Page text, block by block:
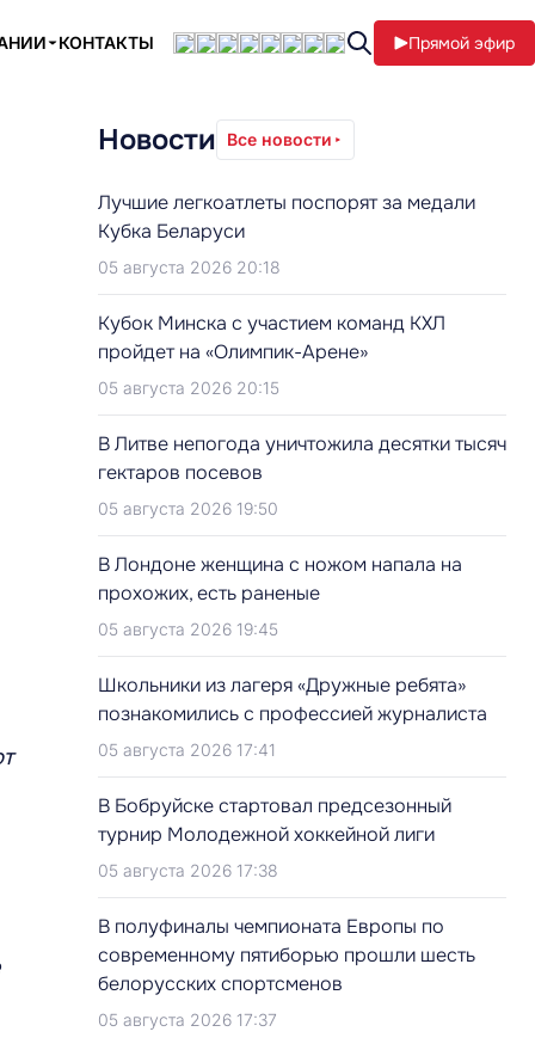
КОНТАКТЫ Прямой эфир
Новости Все новости
Лучшие легкоатлеты поспорят за медали
Кубка Беларуси
05 августа 2026 20:18
Кубок Минска с участием команд КХЛ
пройдет на «Олимпик-Арене»
05 августа 2026 20:15
В Литве непогода уничтожила десятки тысяч
гектаров посевов
05 августа 2026 19:50
В Лондоне женщина с ножом напала на
прохожих, есть раненые
05 августа 2026 19:45
Школьники из лагеря «Дружные ребята»
познакомились с профессией журналиста
05 августа 2026 17:41
В Бобруйске стартовал предсезонный
турнир Молодежной хоккейной лиги
05 августа 2026 17:38
В полуфиналы чемпионата Европы по
современному пятиборью прошли шесть
белорусских спортсменов
05 августа 2026 17:37